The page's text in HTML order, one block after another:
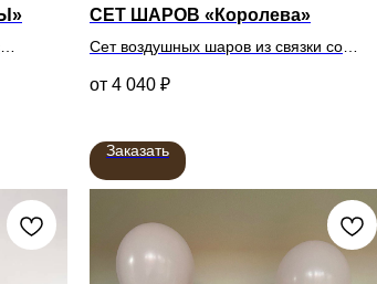
СЕТ ШАРОВ «Королева»
Сет воздушных шаров из связки со
надписью
4 040 ₽
Заказать